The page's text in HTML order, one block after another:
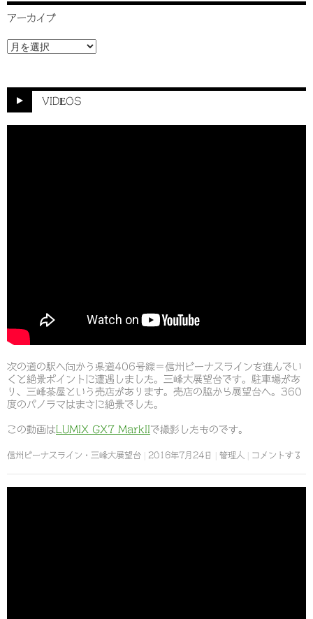
アーカイブ
ア
ー
VIDEOS
次の道の駅へ向かう県道406号線＝信州ビーナスラインを進んでい
くと絶景ポイントに遭遇しました。三峰大展望台です。駐車場があ
り、三峰茶屋という売店があります。売店の脇から展望台へ。360
度のパノラマはまさに絶景でした。
この動画はLUMIX GX7 MarkIIで撮影したものです。
信州ビーナスライン・三峰大展望台 2016年7月24日 管理人 コメントする